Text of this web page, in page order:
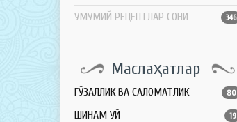
УМУМИЙ РЕЦЕПТЛАР СОНИ 346
Маслаҳатлар
ГЎЗАЛЛИК ВА САЛОМАТЛИК 80
ШИНАМ УЙ 19